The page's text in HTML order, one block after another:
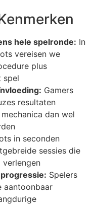
hele spelronde: In
vereisen we
plus
spel
Gamers
resultaten
dan wel
in seconden
sessies die
Spelers
aantoonbaar